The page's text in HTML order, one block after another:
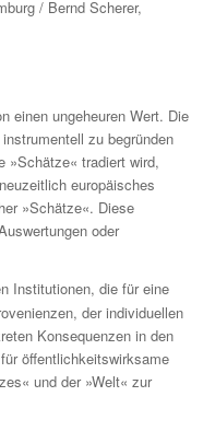
/ Bernd Scherer,
einen ungeheuren Wert. Die
zu begründen
»Schätze« tradiert wird,
europäisches
»Schätze«. Diese
oder
Institutionen, die für eine
der individuellen
Konsequenzen in den
öffentlichkeitswirksame
und der »Welt« zur